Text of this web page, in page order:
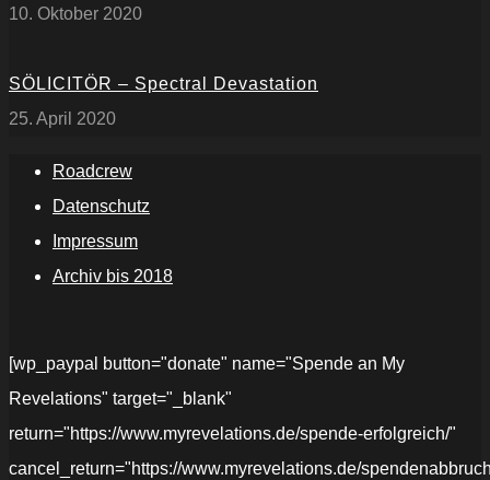
10. Oktober 2020
SÖLICITÖR – Spectral Devastation
25. April 2020
Roadcrew
Datenschutz
Impressum
Archiv bis 2018
[wp_paypal button="donate" name="Spende an My
Revelations" target="_blank"
return="https://www.myrevelations.de/spende-erfolgreich/"
cancel_return="https://www.myrevelations.de/